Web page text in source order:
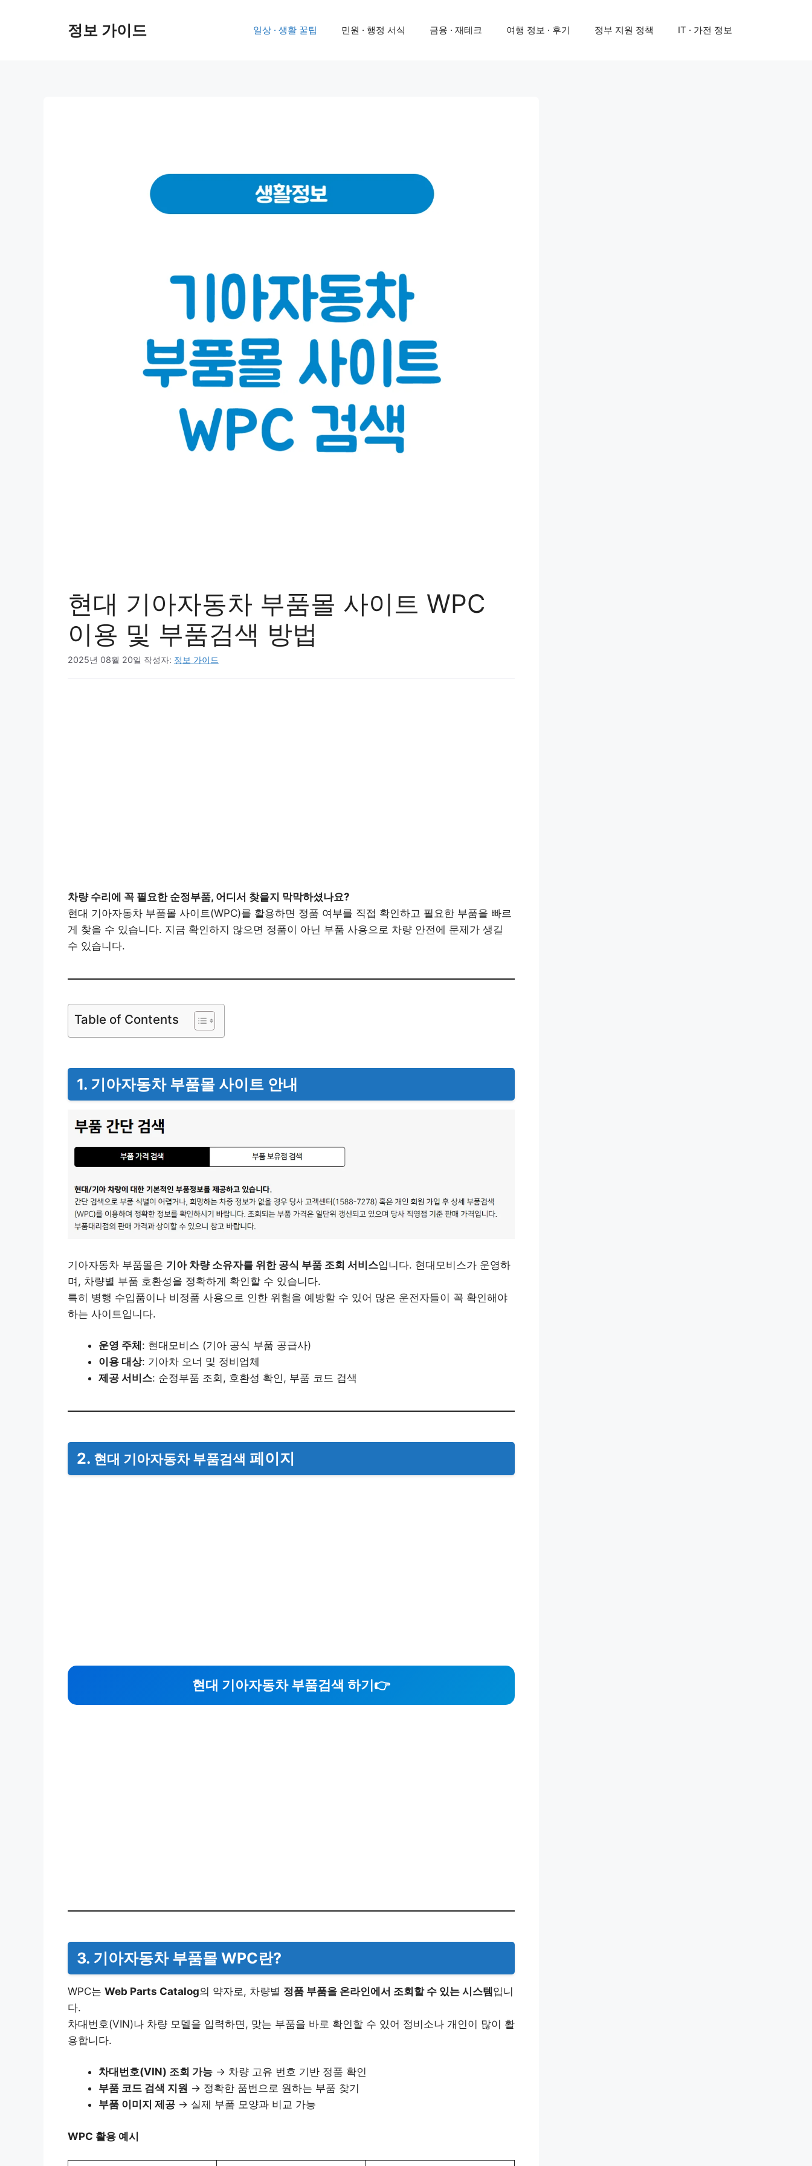
정보 가이드 일상 · 생활 꿀팁 민원 · 행정 서식 금융 · 재테크 여행 정보 · 후기 정부 지원 정책 IT · 가전 정보
현대 기아자동차 부품몰 사이트 WPC
이용 및 부품검색 방법
2025년 08월 20일 작성자: 정보 가이드
차량 수리에 꼭 필요한 순정부품, 어디서 찾을지 막막하셨나요?
현대 기아자동차 부품몰 사이트(WPC)를 활용하면 정품 여부를 직접 확인하고 필요한 부품을 빠르
게 찾을 수 있습니다. 지금 확인하지 않으면 정품이 아닌 부품 사용으로 차량 안전에 문제가 생길
수 있습니다.
Table of Contents
1. 기아자동차 부품몰 사이트 안내
기아자동차 부품몰은 기아 차량 소유자를 위한 공식 부품 조회 서비스입니다. 현대모비스가 운영하
며, 차량별 부품 호환성을 정확하게 확인할 수 있습니다.
특히 병행 수입품이나 비정품 사용으로 인한 위험을 예방할 수 있어 많은 운전자들이 꼭 확인해야
하는 사이트입니다.
운영 주체 : 현대모비스 (기아 공식 부품 공급사)
이용 대상: 기아차 오너 및 정비업체
제공 서비스: 순정부품 조회, 호환성 확인, 부품 코드 검색
2. 현대 기아자동차 부품검색 페이지
현대 기아자동차 부품검색 하기👉
3. 기아자동차 부품몰 WPC란?
WPC는 Web Parts Catalog의 약자로, 차량별 정품 부품을 온라인에서 조회할 수 있는 시스템 입니
다.
차대번호(VIN)나 차량 모델을 입력하면, 맞는 부품을 바로 확인할 수 있어 정비소나 개인이 많이 활
용합니다.
차대번호(VIN) 조회 가능 → 차량 고유 번호 기반 정품 확인
부품 코드 검색 지원 → 정확한 품번으로 원하는 부품 찾기
부품 이미지 제공 → 실제 부품 모양과 비교 가능
WPC 활용 예시